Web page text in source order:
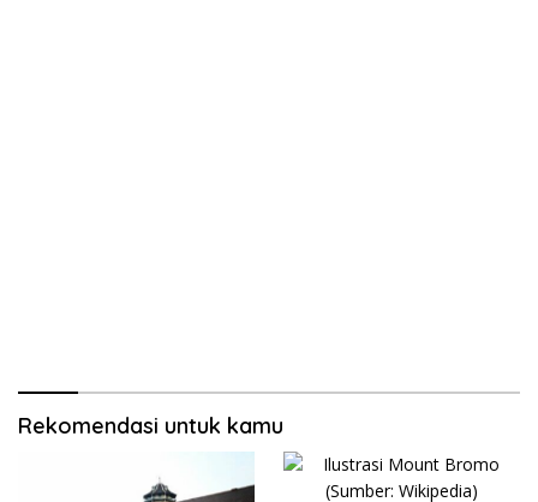
Rekomendasi untuk kamu